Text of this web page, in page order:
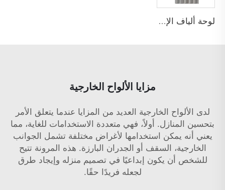
لوحة ألياف الإسمنت المخصصة ذات القوس المكوع للمنشور الحديدي
مزايا الألواح الخارجية
لدى الألواح الخارجية العديد من المزايا عندما يتعلق الأمر
بتحسين المنازل. أولاً، فهي متعددة الاستخدامات للغاية، مما
يعني أنه يمكن استخدامها لأغراض مختلفة تشمل الجوانب
الخارجية، السقف أو الجدران البارزة. هذه المرونة تتيح
للشخص أن يكون إبداعيًا في تصميم منزله وإيجاد طرق
لجعله فريدًا حقًا.